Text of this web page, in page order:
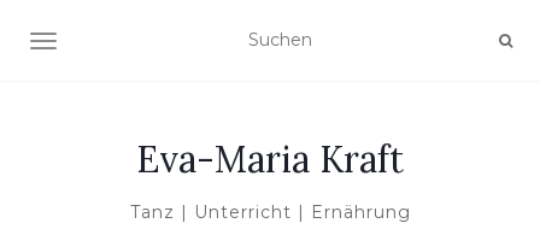
NAVIGATION UMSCHALTEN
Eva-Maria Kraft
Tanz | Unterricht | Ernährung